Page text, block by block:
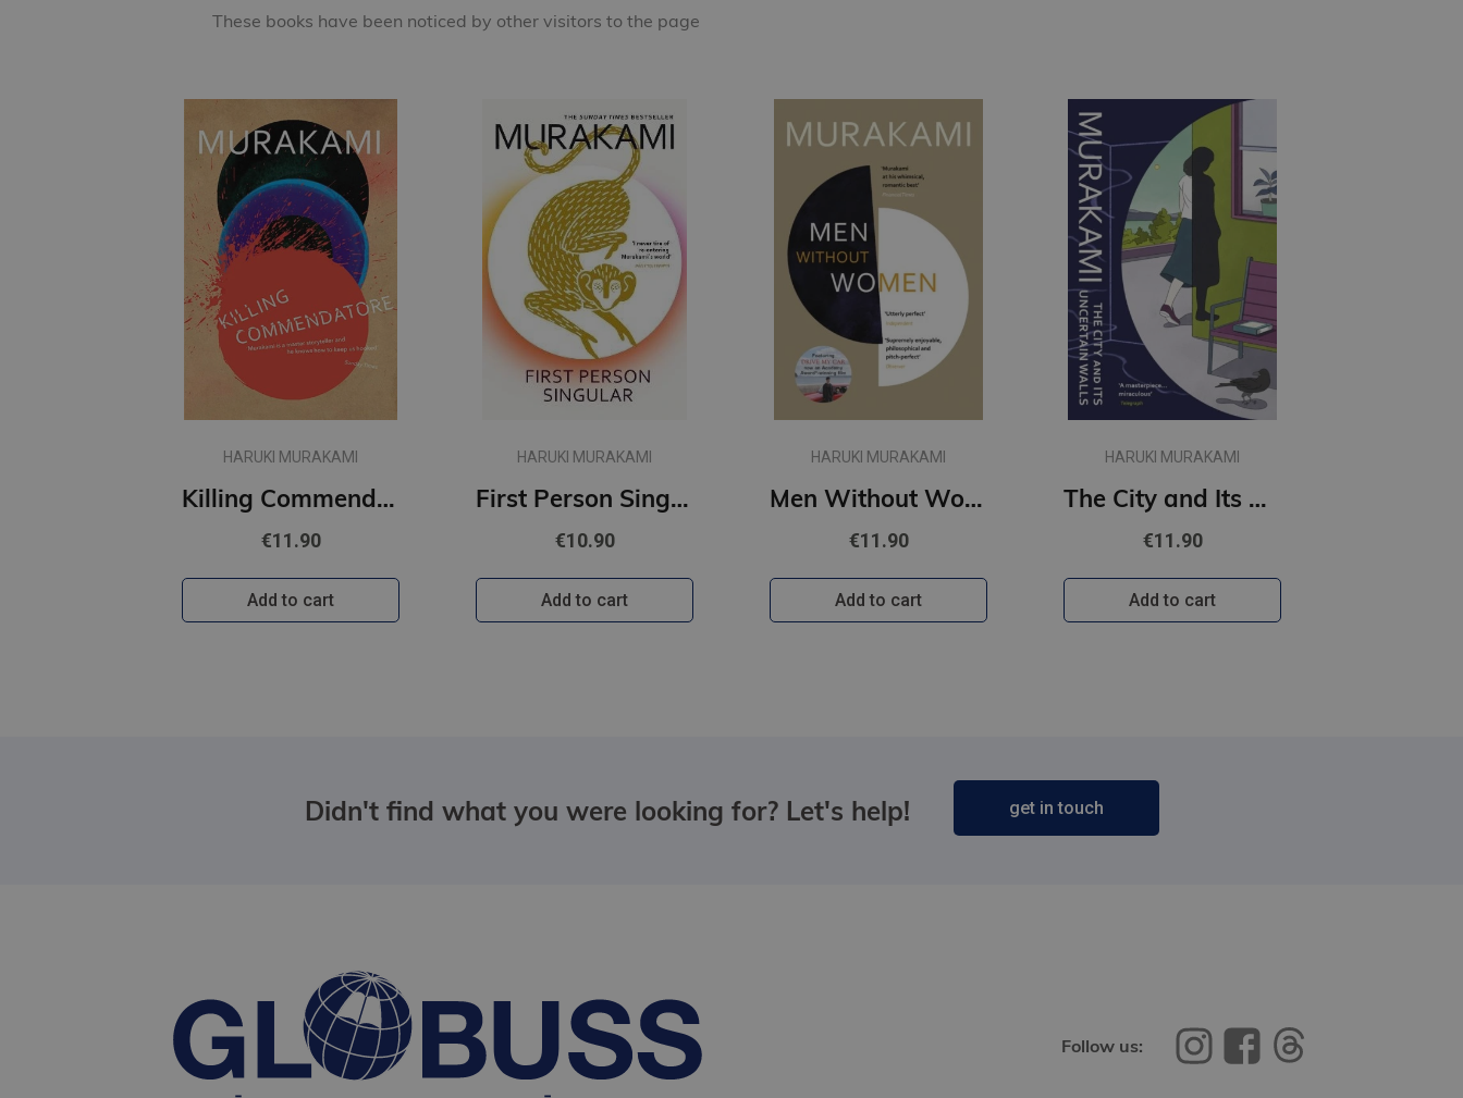
These books have been noticed by other visitors to the page
HARUKI MURAKAMI
Killing Commendatore
€11.90
Add to cart
HARUKI MURAKAMI
First Person Singular : mind-bending new collection of short stories
€10.90
Add to cart
HARUKI MURAKAMI
Men Without Women
€11.90
Add to cart
HARUKI MURAKAMI
The City and Its Uncertain Walls (paperback, s)
€11.90
Add to cart
Didn't find what you were looking for? Let's help! get in touch
Follow us: